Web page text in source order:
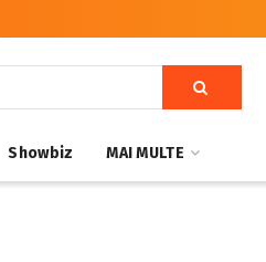
Showbiz MAI MULTE